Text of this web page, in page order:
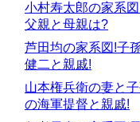
小村寿太郎の家系
父親と母親は?
芦田均の家系図!子
健二と親戚!
山本権兵衛の妻と
の海軍提督と親戚!